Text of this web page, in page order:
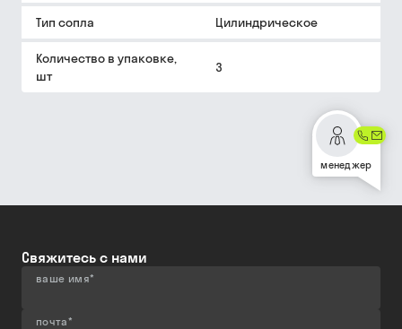
Тип сопла Цилиндрическое
Количество в упаковке,
шт
3
менеджер
Свяжитесь с нами
ваше имя*
почта*